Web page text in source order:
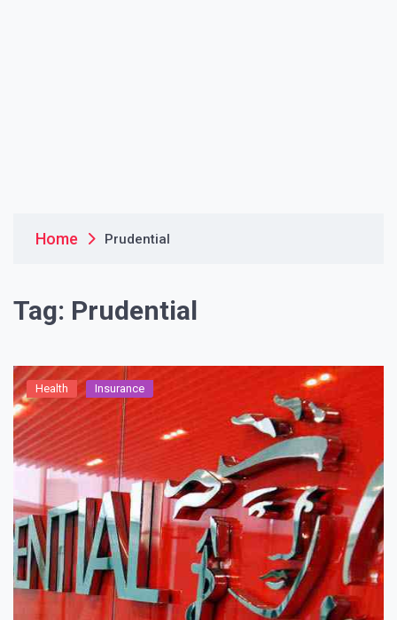
Home Prudential
Tag: Prudential
Health Insurance